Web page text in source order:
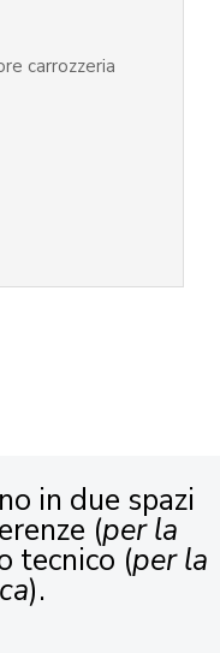
carrozzeria
in due spazi
(per la
tecnico (per la
).